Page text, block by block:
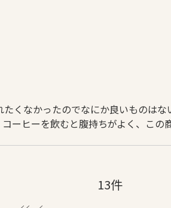
くなかったのでなにか良いものは
ーヒーを飲むと腹持ちがよく、こ
13件